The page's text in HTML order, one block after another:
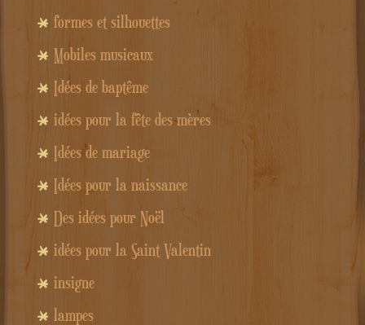
formes et silhouettes
Mobiles musicaux
Idées de baptême
idées pour la fête des mères
Idées de mariage
Idées pour la naissance
Des idées pour Noël
idées pour la Saint Valentin
insigne
lampes